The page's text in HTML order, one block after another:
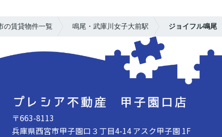
の賃貸物件一覧 鳴尾・武庫川女子大前駅 ジョイフル鳴尾
〒663-8113
兵庫県西宮市甲子園口３丁目4-14 アスク甲子園 1F